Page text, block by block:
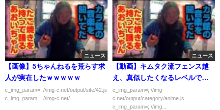
ニュース
【画像】5ちゃんねるを荒らす求
人が実在したｗｗｗｗｗ
c_img_param=; //img-c.net/output/site/42.js
c_img_param=; //img-c.net/...
ニュース
【動画】キムタク流フェンス越
え、真似したくなるレベルでカ
ッコいいｗｗｗｗｗ
c_img_param=; //img-
c.net/output/category/anime.js
c_img_param=; //img...